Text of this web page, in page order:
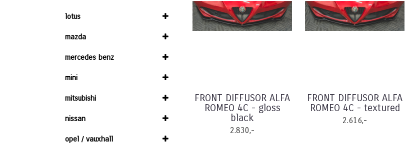
lotus
mazda
mercedes benz
mini
mitsubishi
nissan
opel / vauxhall
FRONT DIFFUSOR ALFA
ROMEO 4C - gloss
black
2.830,-
FRONT DIFFUSOR ALFA
ROMEO 4C - textured
2.616,-